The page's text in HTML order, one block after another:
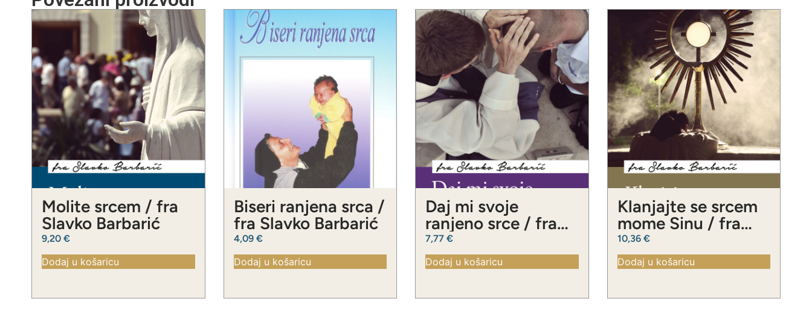
Molite srcem / fra
Slavko Barbarić
9,20 €
Dodaj u košaricu
Biseri ranjena srca /
fra Slavko Barbarić
4,09 €
Dodaj u košaricu
Daj mi svoje
ranjeno srce / fra
Slavko Barbarić
7,77 €
Dodaj u košaricu
Klanjajte se srcem
mome Sinu / fra
Slavko Barbarić
10,36 €
Dodaj u košaricu